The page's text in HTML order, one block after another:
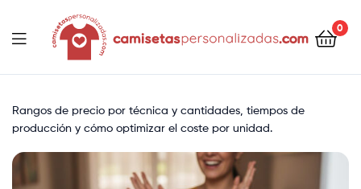
Camisetaspersonalizadas.com
0
Rangos de precio por técnica y cantidades, tiempos de
producción y cómo optimizar el coste por unidad.